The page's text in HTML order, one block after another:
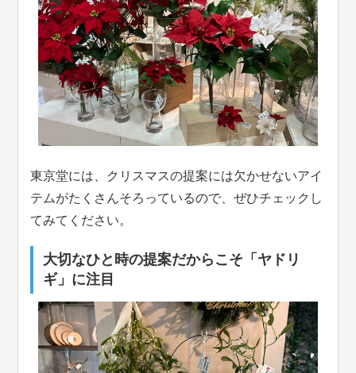
東京堂には、クリスマスの提案には欠かせないアイ
テムがたくさんそろっているので、ぜひチェックし
てみてください。
大切なひと時の提案だからこそ「ヤドリ
ギ」に注目